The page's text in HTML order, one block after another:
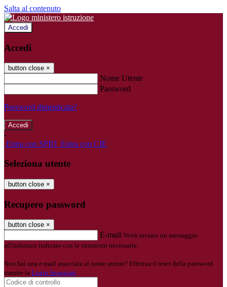
Salta al contenuto
Accedi
Accedi
button close ×
Nome Utente
Password
Password dimenticata?
-
Entra con SPID Entra con CIE
Seleziona utente
button close ×
Recupero password
button close ×
E-mail Verrà inviato un messaggio
all'indirizzo indicato con le istruzioni necessarie.
Non hai una e-mail associata al nome utente? Effettua il reset della password
tramite la Login Spaggiari